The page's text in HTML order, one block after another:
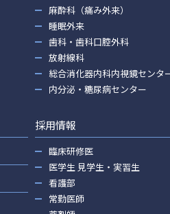
麻酔科（痛み外来）
睡眠外来
歯科・歯科口腔外科
放射線科
総合消化器内科内視鏡センタ
内分泌・糖尿病センター
採用情報
臨床研修医
医学生 見学生・実習生
看護部
常勤医師